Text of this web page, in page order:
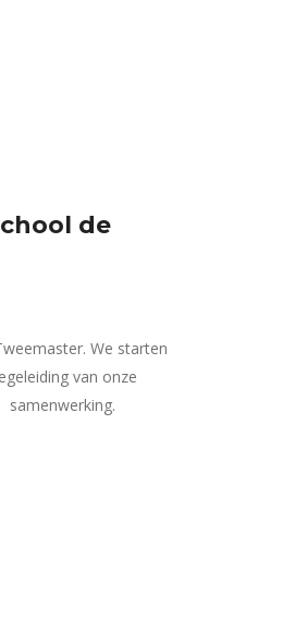
de
We starten
van onze
samenwerking.